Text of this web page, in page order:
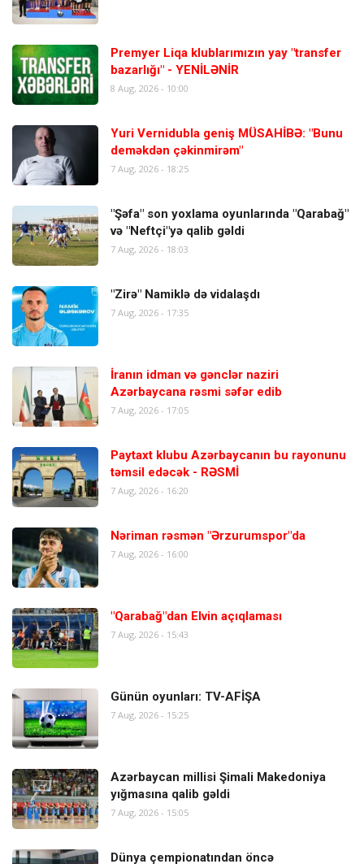
Premyer Liqa klublarımızın yay "transfer
bazarlığı" - YENİLƏNİR
8 Aug, 2026 - 10:00
Yuri Vernidubla geniş MÜSAHİBƏ: "Bunu
deməkdən çəkinmirəm"
7 Aug, 2026 - 18:25
"Şəfa" son yoxlama oyunlarında "Qarabağ"
və "Neftçi"yə qalib gəldi
7 Aug, 2026 - 18:03
"Zirə" Namiklə də vidalaşdı
7 Aug, 2026 - 17:35
İranın idman və gənclər naziri
Azərbaycana rəsmi səfər edib
7 Aug, 2026 - 17:05
Paytaxt klubu Azərbaycanın bu rayonunu
təmsil edəcək - RƏSMİ
7 Aug, 2026 - 16:20
Nəriman rəsmən "Ərzurumspor"da
7 Aug, 2026 - 16:00
"Qarabağ"dan Elvin açıqlaması
7 Aug, 2026 - 15:43
Günün oyunları: TV-AFİŞA
7 Aug, 2026 - 15:25
Azərbaycan millisi Şimali Makedoniya
yığmasına qalib gəldi
7 Aug, 2026 - 15:05
Dünya çempionatından öncə